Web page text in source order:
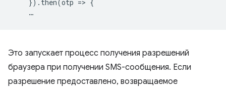
    }).then(otp => {
Это запускает процесс получения разрешений
браузера при получении SMS-сообщения. Если
разрешение предоставлено, возвращаемое